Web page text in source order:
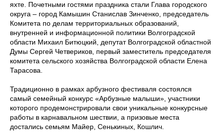
яхте. Почетными гостями праздника стали Глава городского
округа – город Камышин Станислав Зинченко, председатель
Комитета по делам территориальных образований,
внутренней и информационной политики Волгоградской
области Михаил Битюцкий, депутат Волгоградской областной
Думы Сергей Четвериков, первый заместитель председателя
комитета сельского хозяйства Волгоградской области Елена
Тарасова.
Традиционно в рамках арбузного фестиваля состоялся
самый семейный конкурс «Арбузные малыши», участники
которого продемонстрировали свои уникальные конкурсные
работы в карнавальном шествии, а призовые места
достались семьям Майер, Сенькиных, Кошлич.